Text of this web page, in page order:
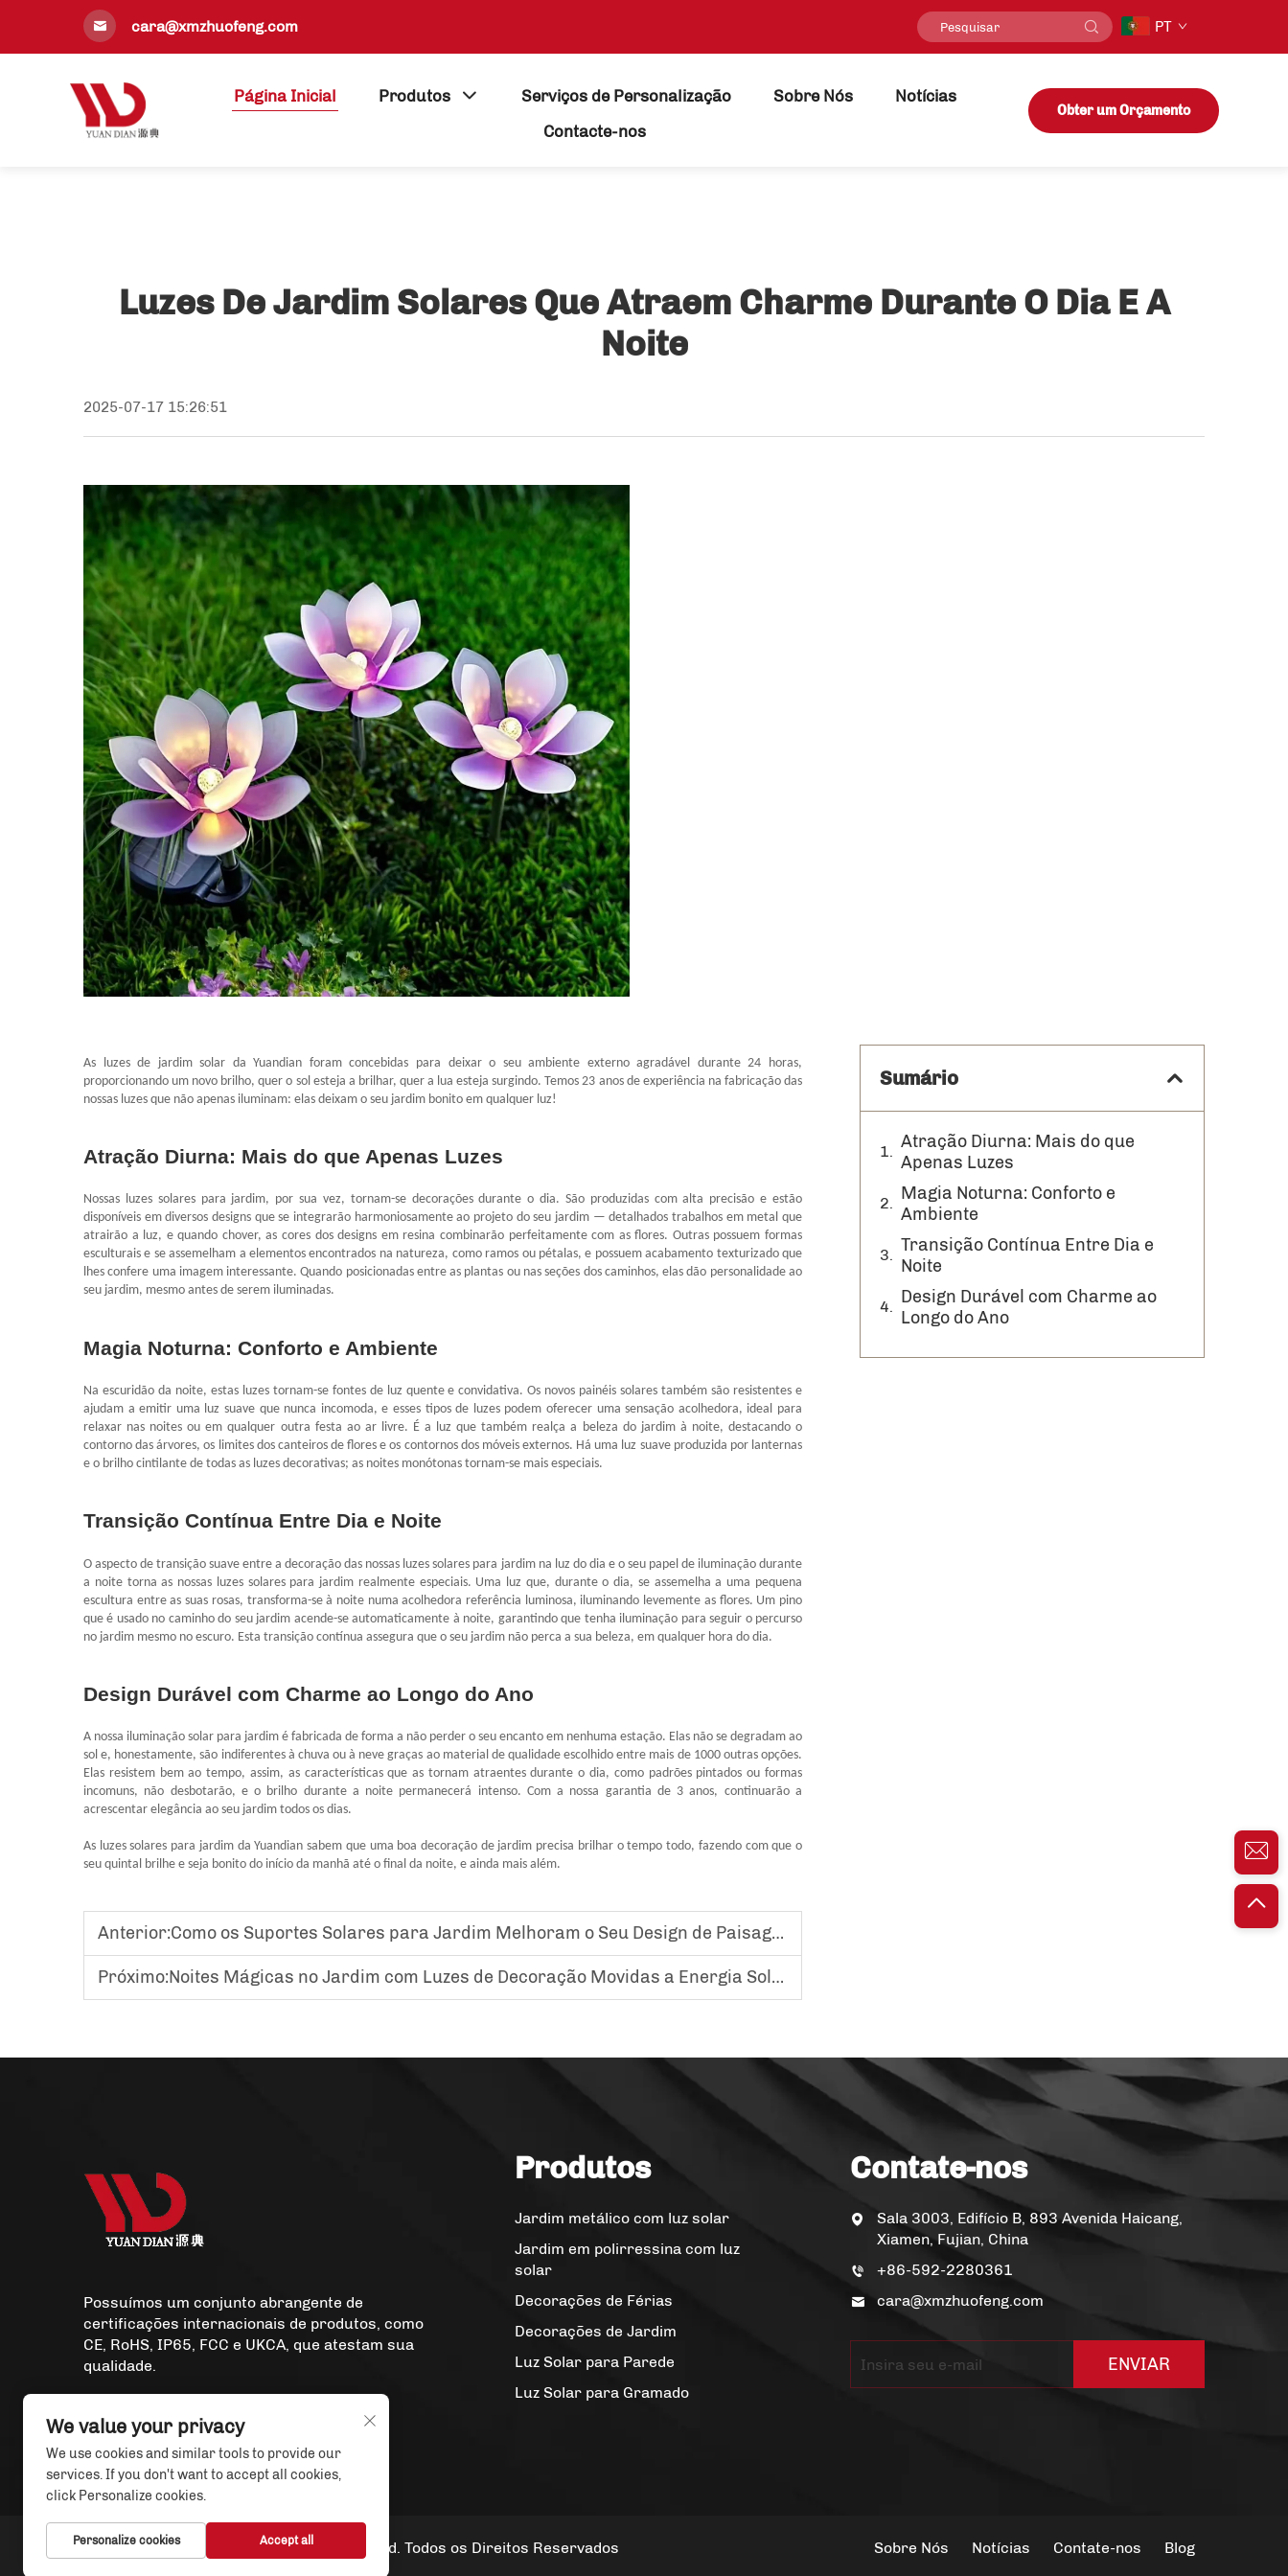
cara@xmzhuofeng.com PT
Página Inicial Produtos Serviços de Personalização Sobre Nós
Notícias
Contacte-nos
Obter um Orçamento
Luzes De Jardim Solares Que Atraem Charme Durante O Dia E A
Noite
2025-07-17 15:26:51
As luzes de jardim solar da Yuandian foram concebidas para deixar o seu ambiente externo agradável durante 24 horas,
proporcionando um novo brilho, quer o sol esteja a brilhar, quer a lua esteja surgindo. Temos 23 anos de experiência na fabricação das
nossas luzes que não apenas iluminam: elas deixam o seu jardim bonito em qualquer luz!
Atração Diurna: Mais do que Apenas Luzes
Nossas luzes solares para jardim, por sua vez, tornam-se decorações durante o dia. São produzidas com alta precisão e estão
disponíveis em diversos designs que se integrarão harmoniosamente ao projeto do seu jardim — detalhados trabalhos em metal que
atrairão a luz, e quando chover, as cores dos designs em resina combinarão perfeitamente com as flores. Outras possuem formas
esculturais e se assemelham a elementos encontrados na natureza, como ramos ou pétalas, e possuem acabamento texturizado que
lhes confere uma imagem interessante. Quando posicionadas entre as plantas ou nas seções dos caminhos, elas dão personalidade ao
seu jardim, mesmo antes de serem iluminadas.
Magia Noturna: Conforto e Ambiente
Na escuridão da noite, estas luzes tornam-se fontes de luz quente e convidativa. Os novos painéis solares também são resistentes e
ajudam a emitir uma luz suave que nunca incomoda, e esses tipos de luzes podem oferecer uma sensação acolhedora, ideal para
relaxar nas noites ou em qualquer outra festa ao ar livre. É a luz que também realça a beleza do jardim à noite, destacando o
contorno das árvores, os limites dos canteiros de flores e os contornos dos móveis externos. Há uma luz suave produzida por lanternas
e o brilho cintilante de todas as luzes decorativas; as noites monótonas tornam-se mais especiais.
Transição Contínua Entre Dia e Noite
O aspecto de transição suave entre a decoração das nossas luzes solares para jardim na luz do dia e o seu papel de iluminação durante
a noite torna as nossas luzes solares para jardim realmente especiais. Uma luz que, durante o dia, se assemelha a uma pequena
escultura entre as suas rosas, transforma-se à noite numa acolhedora referência luminosa, iluminando levemente as flores. Um pino
que é usado no caminho do seu jardim acende-se automaticamente à noite, garantindo que tenha iluminação para seguir o percurso
no jardim mesmo no escuro. Esta transição contínua assegura que o seu jardim não perca a sua beleza, em qualquer hora do dia.
Design Durável com Charme ao Longo do Ano
A nossa iluminação solar para jardim é fabricada de forma a não perder o seu encanto em nenhuma estação. Elas não se degradam ao
sol e, honestamente, são indiferentes à chuva ou à neve graças ao material de qualidade escolhido entre mais de 1000 outras opções.
Elas resistem bem ao tempo, assim, as características que as tornam atraentes durante o dia, como padrões pintados ou formas
incomuns, não desbotarão, e o brilho durante a noite permanecerá intenso. Com a nossa garantia de 3 anos, continuarão a
acrescentar elegância ao seu jardim todos os dias.
As luzes solares para jardim da Yuandian sabem que uma boa decoração de jardim precisa brilhar o tempo todo, fazendo com que o
seu quintal brilhe e seja bonito do início da manhã até o final da noite, e ainda mais além.
Anterior:Como os Suportes Solares para Jardim Melhoram o Seu Design de Paisagismo
Próximo:Noites Mágicas no Jardim com Luzes de Decoração Movidas a Energia Solar
Sumário
Atração Diurna: Mais do que
Apenas Luzes
Magia Noturna: Conforto e
Ambiente
Transição Contínua Entre Dia e
Noite
Design Durável com Charme ao
Longo do Ano
Possuímos um conjunto abrangente de
certificações internacionais de produtos, como
CE, RoHS, IP65, FCC e UKCA, que atestam sua
qualidade.
Produtos
Jardim metálico com luz solar
Jardim em polirressina com luz
solar
Decorações de Férias
Decorações de Jardim
Luz Solar para Parede
Luz Solar para Gramado
Contate-nos
Sala 3003, Edifício B, 893 Avenida Haicang,
Xiamen, Fujian, China
+86-592-2280361
cara@xmzhuofeng.com
ENVIAR
Copyright © Xiamen Yuandian Trade Co., Ltd. Todos os Direitos Reservados
Sobre Nós Notícias Contate-nos Blog
We value your privacy
We use cookies and similar tools to provide our
services. If you don't want to accept all cookies,
click Personalize cookies.
Personalize cookies Accept all